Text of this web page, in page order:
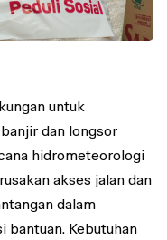
untuk
dan longsor
hidrometeorologi
akses jalan dan
dalam
bantuan. Kebutuhan